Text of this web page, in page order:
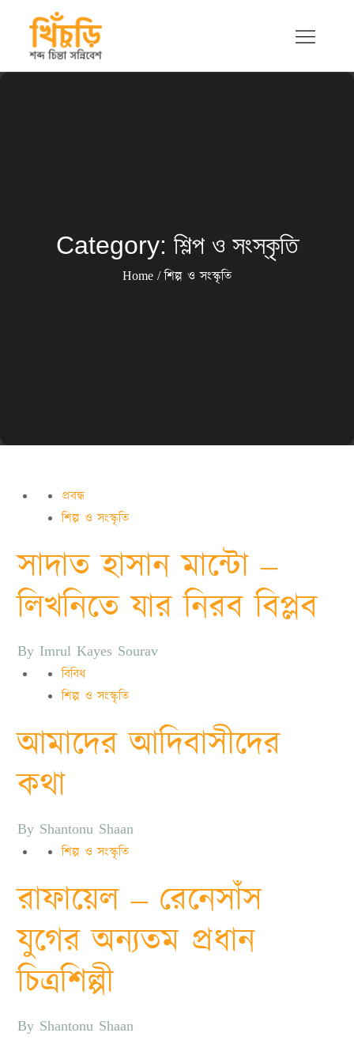
content
খিচুড়ি
শব্দ চিন্তা সন্নিবেশ
Category: শিল্প ও সংস্কৃতি
Home শিল্প ও সংস্কৃতি
প্রবন্ধ
শিল্প ও সংস্কৃতি
সাদাত হাসান মান্টো –
লিখনিতে যার নিরব বিপ্লব
By Imrul Kayes Sourav
বিবিধ
শিল্প ও সংস্কৃতি
আমাদের আদিবাসীদের
কথা
By Shantonu Shaan
শিল্প ও সংস্কৃতি
রাফায়েল – রেনেসাঁস
যুগের অন্যতম প্রধান
চিত্রশিল্পী
By Shantonu Shaan